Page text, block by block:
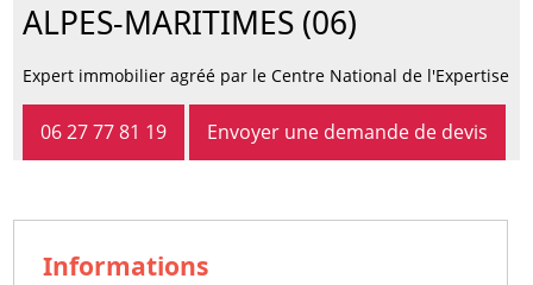
ALPES-MARITIMES (06)
Expert immobilier agréé par le Centre National de l'Expertise
06 27 77 81 19 Envoyer une demande de devis
Informations